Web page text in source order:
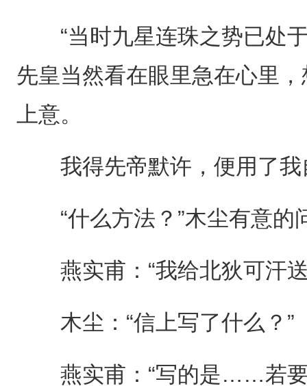
“当时九星连珠之势已处于
先皇当然看在眼里急在心里
上意。
我得先帝默许，便用了我
“什么方法？”木尘有意的
燕实甫：“我给北狄可汗送
木尘：“信上写了什么？”
燕实甫：“写的是……若要